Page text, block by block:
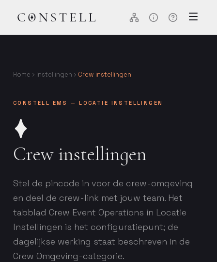
Home Instellingen Crew instellingen
CONSTELL EMS — LOCATIE INSTELLINGEN
Crew instellingen
Stel de pincode in voor de crew-omgeving
en deel de crew-link met jouw team. Het
tabblad Crew Event Operations in Locatie
Instellingen is het configuratiepunt; de
dagelijkse werking staat beschreven in de
Crew Omgeving-categorie.